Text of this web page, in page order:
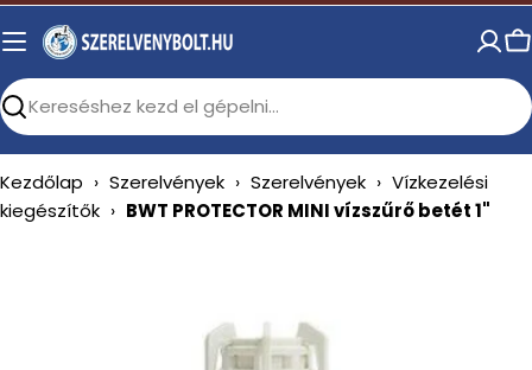
Skip
to
Search
Kezdőlap › Szerelvények › Szerelvények › Vízkezelési
kiegészítők › BWT PROTECTOR MINI vízszűrő betét 1"